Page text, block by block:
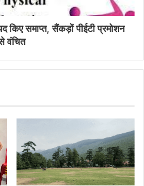
किए समाप्त, सैंकड़ों पीईटी प्रमोशन
वंचित